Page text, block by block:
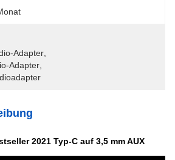
Adapter
Adapter
2021 Typ-C auf 3,5 mm AUX